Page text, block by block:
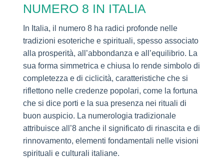
NUMERO 8 IN ITALIA
In Italia, il numero 8 ha radici profonde nelle
tradizioni esoteriche e spirituali, spesso associato
alla prosperità, all’abbondanza e all’equilibrio. La
sua forma simmetrica e chiusa lo rende simbolo di
completezza e di ciclicità, caratteristiche che si
riflettono nelle credenze popolari, come la fortuna
che si dice porti e la sua presenza nei rituali di
buon auspicio. La numerologia tradizionale
attribuisce all’8 anche il significato di rinascita e di
rinnovamento, elementi fondamentali nelle visioni
spirituali e culturali italiane.